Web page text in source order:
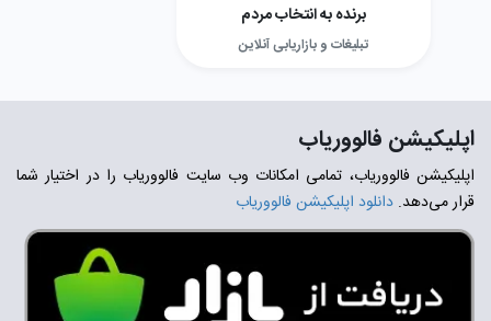
برنده به انتخاب مردم
تبلیغات و بازاریابی آنلاین
اپلیکیشن فالووریاب
اپلیکیشن فالووریاب، تمامی امکانات وب سایت فالووریاب را در اختیار شما
قرار می‌دهد. دانلود اپلیکیشن فالووریاب